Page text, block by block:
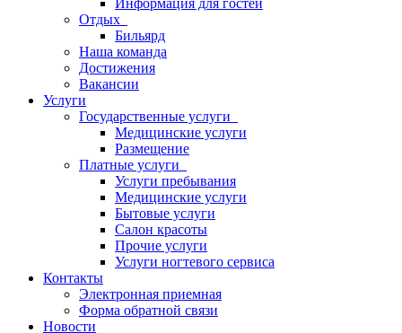
Информация для гостей
Отдых
Бильярд
Наша команда
Достижения
Вакансии
Услуги
Государственные услуги
Медицинские услуги
Размещение
Платные услуги
Услуги пребывания
Медицинские услуги
Бытовые услуги
Салон красоты
Прочие услуги
Услуги ногтевого сервиса
Контакты
Электронная приемная
Форма обратной связи
Новости